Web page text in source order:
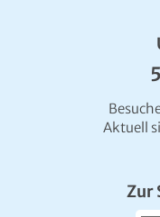
Aktuell
Zur